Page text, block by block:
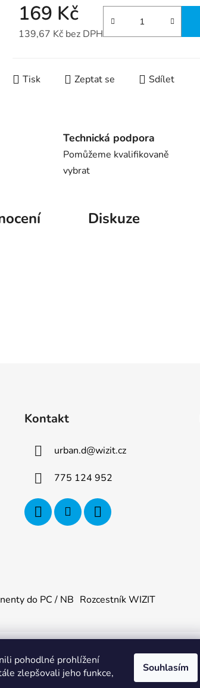
pohodlné prohlížení
zlepšovali jeho funkce,
Souhlasím
169 Kč
139,67 Kč bez DPH
Tisk Zeptat se Sdílet
Technická podpora
Pomůžeme kvalifikovaně
vybrat
Diskuze
Kontakt
urban.d@wizit.cz
775 124 952
do PC / NB Rozcestník WIZIT
|Obchodní podmínky|Ochrana osobních